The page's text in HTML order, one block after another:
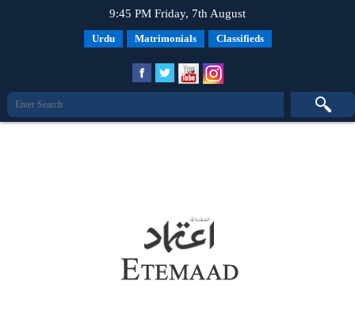
9:45 PM Friday, 7th August
Urdu Matrimonials Classifieds